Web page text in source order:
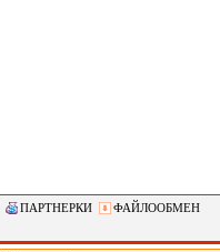
ПАРТНЕРКИ
ФАЙЛООБМЕН